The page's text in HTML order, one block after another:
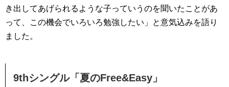
き出してあげられるような子っていうのを聞いたことがあ
って、この機会でいろいろ勉強したい」と意気込みを語り
ました。
9thシングル「夏のFree&Easy」